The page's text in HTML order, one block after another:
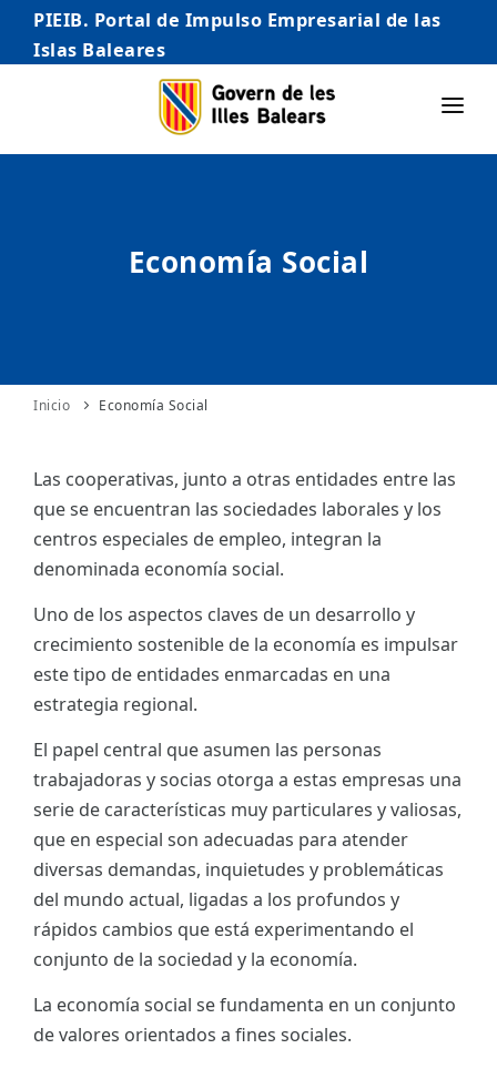
PIEIB. Portal de Impulso Empresarial de las
Islas Baleares
INICIO
AUTÓNOMO/AUTÓNOMA
INTERNACIONALIZACIÓN
ES
Economía Social
Inicio Economía Social
Las cooperativas, junto a otras entidades entre las
que se encuentran las sociedades laborales y los
centros especiales de empleo, integran la
denominada economía social.
Uno de los aspectos claves de un desarrollo y
crecimiento sostenible de la economía es impulsar
este tipo de entidades enmarcadas en una
estrategia regional.
El papel central que asumen las personas
trabajadoras y socias otorga a estas empresas una
serie de características muy particulares y valiosas,
que en especial son adecuadas para atender
diversas demandas, inquietudes y problemáticas
del mundo actual, ligadas a los profundos y
rápidos cambios que está experimentando el
conjunto de la sociedad y la economía.
La economía social se fundamenta en un conjunto
de valores orientados a fines sociales.